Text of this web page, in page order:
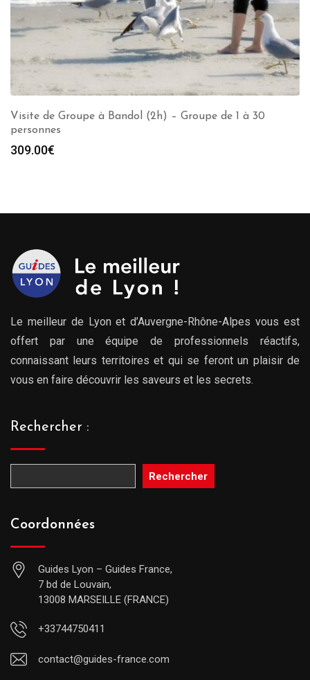
Visite de Groupe à Bandol (2h) – Groupe de 1 à 30
personnes
309.00€
Le meilleur de Lyon et d’Auvergne-Rhône-Alpes vous est
offert par une équipe de professionnels réactifs,
connaissant leurs territoires et qui se feront un plaisir de
vous en faire découvrir les saveurs et les secrets.
Rechercher :
Rechercher
Coordonnées
Guides Lyon – Guides France,
7 bd de Louvain,
13008 MARSEILLE (FRANCE)
+33744750411
contact@guides-france.com